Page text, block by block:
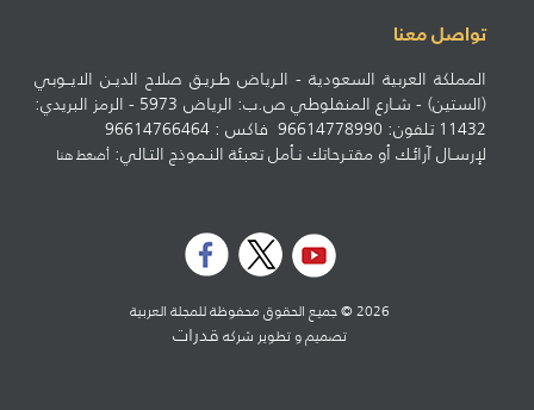
تواصل معنا
المملكة العربية السعودية - الـرياض طـريـق صلاح الديـن الايــوبي
(الستين) - شـارع المنفلوطي ص.ب: الرياض 5973 - الرمز البريدي:
11432 تلفون: 96614778990 فاكس : 96614766464
لإرسـال آرائـك أو مقتـرحاتك نـأمل تعبئة النـموذج التـالي:أضغط هنا
2026 © جميع الحقوق محفوظة للمجلة العربية
تصميم و تطوير شركهقدرات